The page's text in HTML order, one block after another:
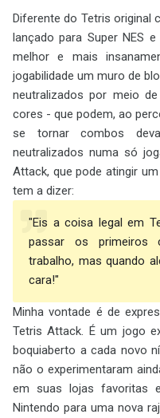
Diferente do Tetris original
lançado para Super NES
melhor e mais
jogabilidade um muro de
neutralizados por meio
cores - que podem, ao
se tornar combos
neutralizados numa só
Attack, que pode atingir
tem a dizer:
"Eis a coisa legal em
passar os primeiros
trabalho, mas quando
cara!"
Minha vontade é de
Tetris Attack. É um jogo
boquiaberto a cada novo
não o experimentaram
em suas lojas favoritas
Nintendo para uma nova